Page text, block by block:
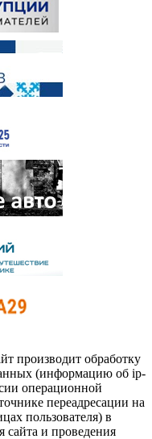
производит обработку
(информацию об ip-
операционной
переадресации на
пользователя) в
и проведения